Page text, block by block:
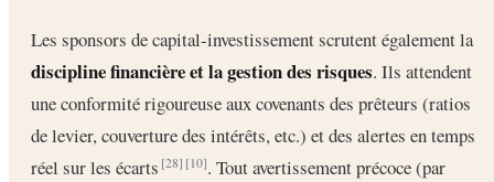
Les sponsors de capital-investissement scrutent également la
discipline financière et la gestion des risques. Ils attendent
une conformité rigoureuse aux covenants des prêteurs (ratios
de levier, couverture des intérêts, etc.) et des alertes en temps
réel sur les écarts[28] [10]. Tout avertissement précoce (par